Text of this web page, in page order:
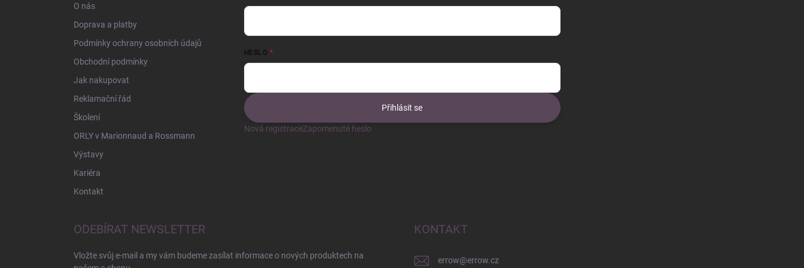
O nás
Doprava a platby
Podmínky ochrany osobních údajů
Obchodní podmínky
Jak nakupovat
Reklamační řád
Školení
ORLY v Marionnaud a Rossmann
Výstavy
Kariéra
Kontakt
HESLO
Přihlásit se
Nová registraceZapomenuté heslo
ODEBÍRAT NEWSLETTER
Vložte svůj e-mail a my vám budeme zasílat informace o nových produktech na
KONTAKT
errow@errow.cz